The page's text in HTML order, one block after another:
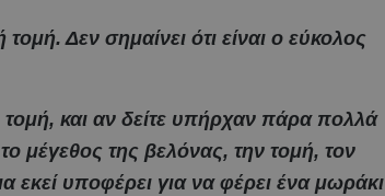
Δεν σημαίνει ότι είναι ο εύκολος
και αν δείτε υπήρχαν πάρα πολλά
μέγεθος της βελόνας, την τομή, τον
υποφέρει για να φέρει ένα μωράκι